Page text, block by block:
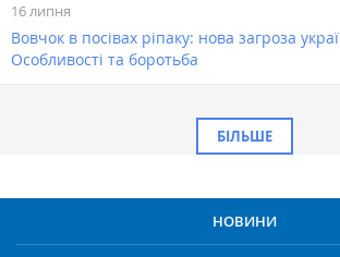
16 липня
Вовчок в посівах ріпаку: нова загроза
Особливості та боротьба
БІЛЬШЕ
НОВИНИ